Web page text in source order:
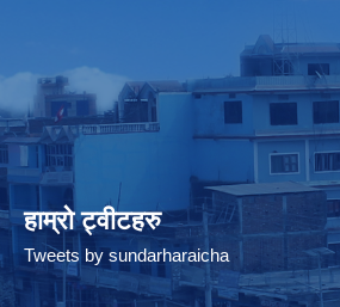
हाम्रो ट्वीटहरु
Tweets by sundarharaicha